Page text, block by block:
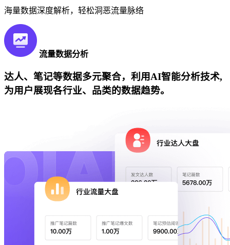
海量数据深度解析，轻松洞恶流量脉络
流量数据分析
达人、笔记等数据多元聚合，利用AI智能分析技术,
为用户展现各行业、品类的数据趋势。